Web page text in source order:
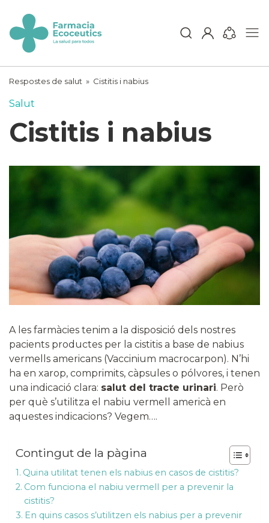
content
ecoceutics
Respostes de salut » Cistitis i nabius
Salut
Cistitis i nabius
A les farmàcies tenim a la disposició dels nostres
pacients productes per la cistitis a base de nabius
vermells americans (Vaccinium macrocarpon). N’hi
ha en xarop, comprimits, càpsules o pólvores, i tenen
una indicació clara: salut del tracte urinari. Però
per què s’utilitza el nabiu vermell americà en
aquestes indicacions? Vegem….
Contingut de la pàgina
Quina utilitat tenen els nabius en casos de cistitis?
Com funciona el nabiu vermell per a prevenir la
cistitis?
En quins casos s’utilitzen els nabius per a prevenir